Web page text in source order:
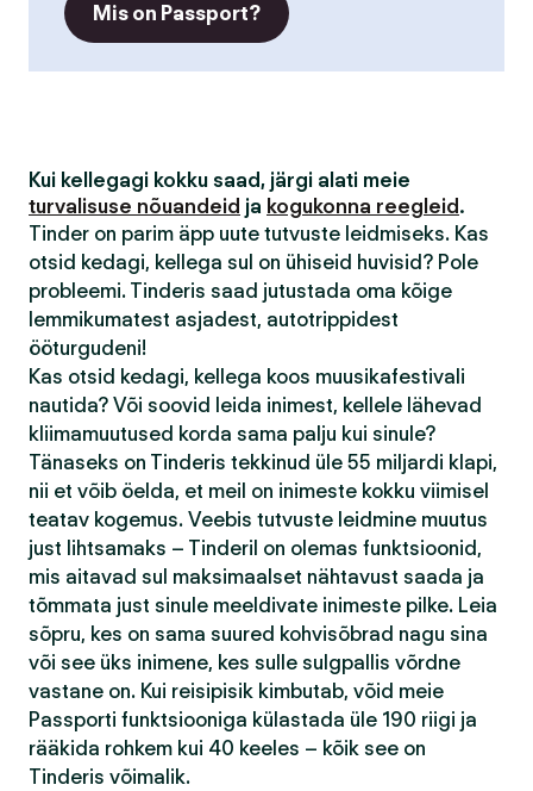
Mis on Passport?
Kui kellegagi kokku saad, järgi alati meie
turvalisuse nõuandeid ja kogukonna reegleid .
Tinder on parim äpp uute tutvuste leidmiseks. Kas
otsid kedagi, kellega sul on ühiseid huvisid? Pole
probleemi. Tinderis saad jutustada oma kõige
lemmikumatest asjadest, autotrippidest
ööturgudeni!
Kas otsid kedagi, kellega koos muusikafestivali
nautida? Või soovid leida inimest, kellele lähevad
kliimamuutused korda sama palju kui sinule?
Tänaseks on Tinderis tekkinud üle 55 miljardi klapi,
nii et võib öelda, et meil on inimeste kokku viimisel
teatav kogemus. Veebis tutvuste leidmine muutus
just lihtsamaks – Tinderil on olemas funktsioonid,
mis aitavad sul maksimaalset nähtavust saada ja
tõmmata just sinule meeldivate inimeste pilke. Leia
sõpru, kes on sama suured kohvisõbrad nagu sina
või see üks inimene, kes sulle sulgpallis võrdne
vastane on. Kui reisipisik kimbutab, võid meie
Passporti funktsiooniga külastada üle 190 riigi ja
rääkida rohkem kui 40 keeles – kõik see on
Tinderis võimalik.